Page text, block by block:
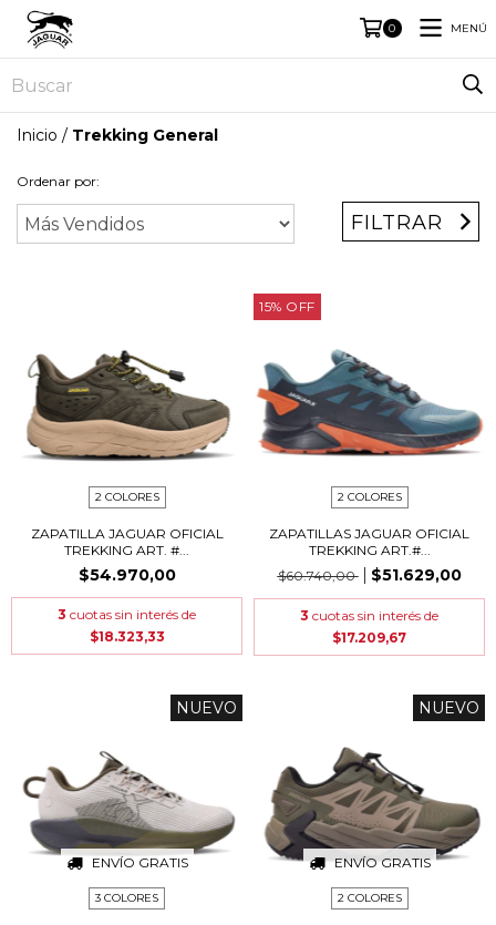
0 MENÚ
Inicio / Trekking General
Ordenar por:
FILTRAR
2 COLORES
ZAPATILLA JAGUAR OFICIAL
TREKKING ART. #...
$54.970,00
3 cuotas sin interés de
$18.323,33
15% OFF
2 COLORES
ZAPATILLAS JAGUAR OFICIAL
TREKKING ART.#...
$60.740,00
$51.629,00
3 cuotas sin interés de
$17.209,67
ENVÍO GRATIS
NUEVO
3 COLORES
ENVÍO GRATIS
NUEVO
2 COLORES